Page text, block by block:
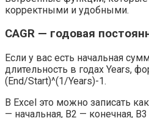
корректными и удобными.
CAGR — годовая
Если у вас есть начальная
длительность в годах Years,
(End/Start)^(1/Years)-1.
В Excel это можно записать
— начальная, B2 — конечная,